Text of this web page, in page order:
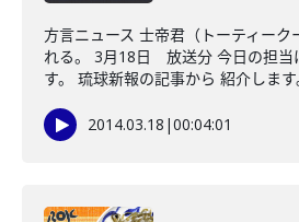
方言ニュース 士帝君（トーティーク
れる。 3月18日 放送分 今日の担当
す。 琉球新報の記事から 紹介しま
2014.03.18 |00:04:01